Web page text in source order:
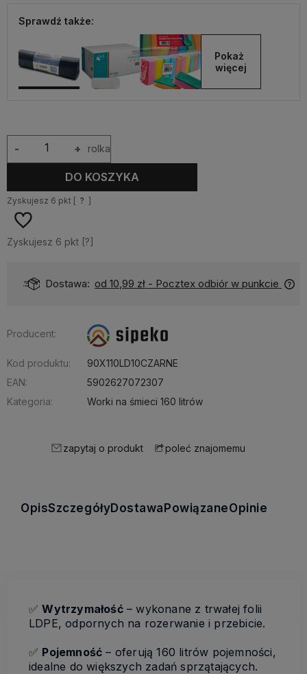
Sprawdź także:
Pokaż
więcej
+
- rolka
DO KOSZYKA
Zyskujesz 6 pkt [ ? ]
Zyskujesz 6 pkt [?]
Dostawa: od 10,99 zł - Pocztex odbiór w punkcie
Producent:
Kod produktu:
90X110LD10CZARNE
EAN:
5902627072307
Kategoria:
Worki na śmieci 160 litrów
zapytaj o produkt poleć znajomemu
OpisSzczegółyDostawaPowiązaneOpinie
✅ Wytrzymałość– wykonane z trwałej folii
LDPE, odpornych na rozerwanie i przebicie.
✅ Pojemność – oferują 160 litrów pojemności,
idealne do większych zadań sprzątających.